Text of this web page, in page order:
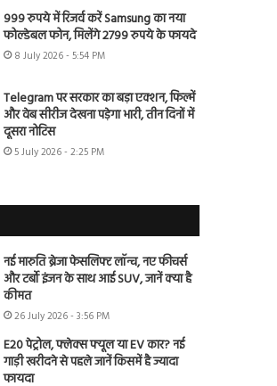
999 रुपये में रिजर्व करें Samsung का नया
फोल्डेबल फोन, मिलेंगे 2799 रुपये के फायदे
8 July 2026 - 5:54 PM
Telegram पर सरकार का बड़ा एक्शन, फिल्में
और वेब सीरीज देखना पड़ेगा भारी, तीन दिनों में
दूसरा नोटिस
5 July 2026 - 2:25 PM
नई मारुति ब्रेजा फेसलिफ्ट लॉन्च, नए फीचर्स
और टर्बो इंजन के साथ आई SUV, जानें क्या है
कीमत
26 July 2026 - 3:56 PM
E20 पेट्रोल, फ्लेक्स फ्यूल या EV कार? नई
गाड़ी खरीदने से पहले जानें किसमें है ज्यादा
फायदा